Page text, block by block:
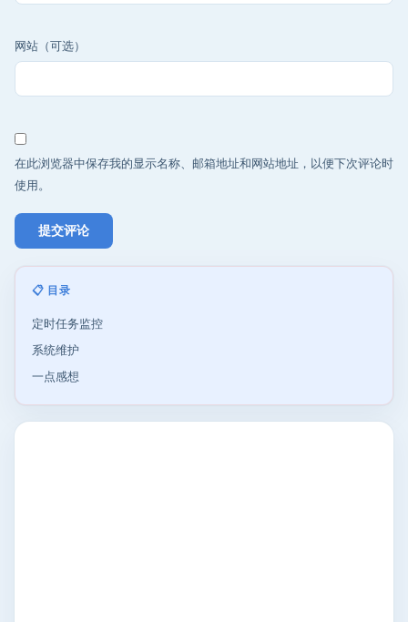
网站（可选）
在此浏览器中保存我的显示名称、邮箱地址和网站地址，以便下次评论时
使用。
📋 目录
定时任务监控
系统维护
一点感想